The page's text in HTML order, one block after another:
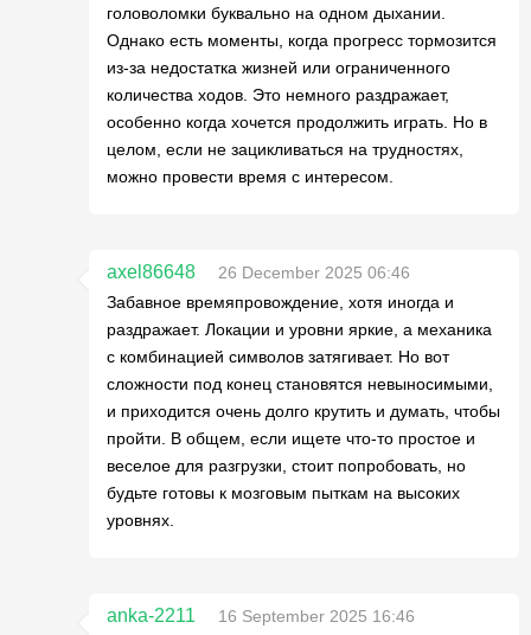
головоломки буквально на одном дыхании.
Однако есть моменты, когда прогресс тормозится
из-за недостатка жизней или ограниченного
количества ходов. Это немного раздражает,
особенно когда хочется продолжить играть. Но в
целом, если не зацикливаться на трудностях,
можно провести время с интересом.
axel86648
26 December 2025 06:46
Забавное времяпровождение, хотя иногда и
раздражает. Локации и уровни яркие, а механика
с комбинацией символов затягивает. Но вот
сложности под конец становятся невыносимыми,
и приходится очень долго крутить и думать, чтобы
пройти. В общем, если ищете что-то простое и
веселое для разгрузки, стоит попробовать, но
будьте готовы к мозговым пыткам на высоких
уровнях.
anka-2211
16 September 2025 16:46